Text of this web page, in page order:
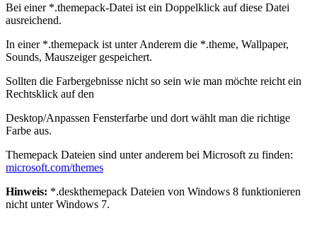
Bei einer *.themepack-Datei ist ein Doppelklick auf diese Datei
ausreichend.
In einer *.themepack ist unter Anderem die *.theme, Wallpaper,
Sounds, Mauszeiger gespeichert.
Sollten die Farbergebnisse nicht so sein wie man möchte reicht ein
Rechtsklick auf den
Desktop/Anpassen Fensterfarbe und dort wählt man die richtige
Farbe aus.
Themepack Dateien sind unter anderem bei Microsoft zu finden:
microsoft.com/themes
Hinweis: *.deskthemepack Dateien von Windows 8 funktionieren
nicht unter Windows 7.